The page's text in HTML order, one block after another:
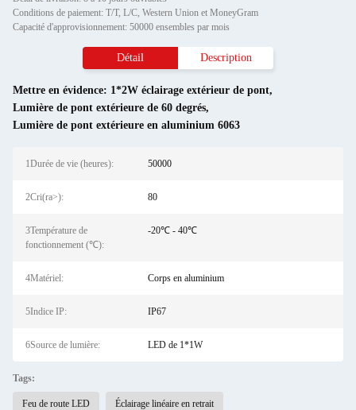
Conditions de paiement: T/T, L/C, Western Union et MoneyGram
Capacité d'approvisionnement: 50000 ensembles par mois
Détail Description
Mettre en évidence: 1*2W éclairage extérieur de pont,
Lumière de pont extérieure de 60 degrés,
Lumière de pont extérieure en aluminium 6063
1Durée de vie (heures): 50000
2Cri(ra>): 80
3Température de
fonctionnement (℃):
-20℃ - 40℃
4Matériel: Corps en aluminium
5Indice IP: IP67
6Source de lumière: LED de 1*1W
Tags:
Feu de route LED Éclairage linéaire en retrait